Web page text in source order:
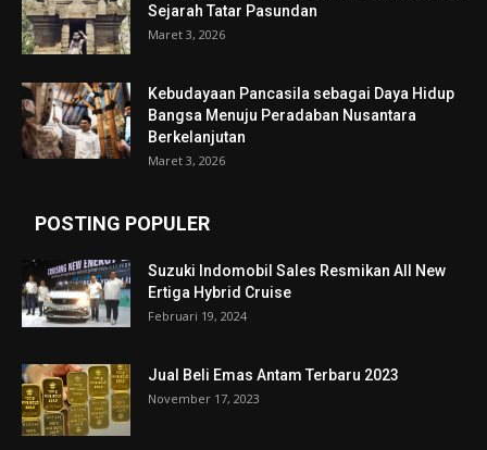
Sejarah Tatar Pasundan
Maret 3, 2026
Kebudayaan Pancasila sebagai Daya Hidup
Bangsa Menuju Peradaban Nusantara
Berkelanjutan
Maret 3, 2026
POSTING POPULER
Suzuki Indomobil Sales Resmikan All New
Ertiga Hybrid Cruise
Februari 19, 2024
Jual Beli Emas Antam Terbaru 2023
November 17, 2023